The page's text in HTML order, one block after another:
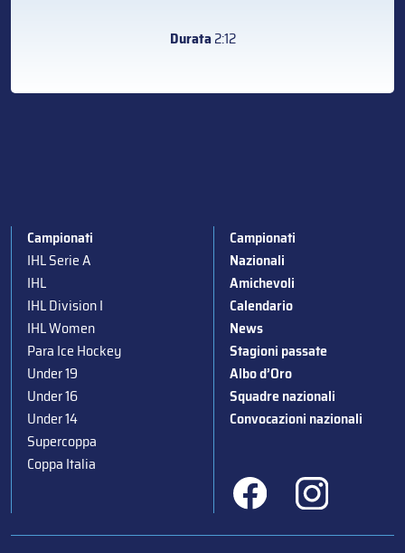
Durata2:12
Campionati
IHL Serie A
IHL
IHL Division I
IHL Women
Para Ice Hockey
Under 19
Under 16
Under 14
Supercoppa
Coppa Italia
Campionati
Nazionali
Amichevoli
Calendario
News
Stagioni passate
Albo d’Oro
Squadre nazionali
Convocazioni nazionali